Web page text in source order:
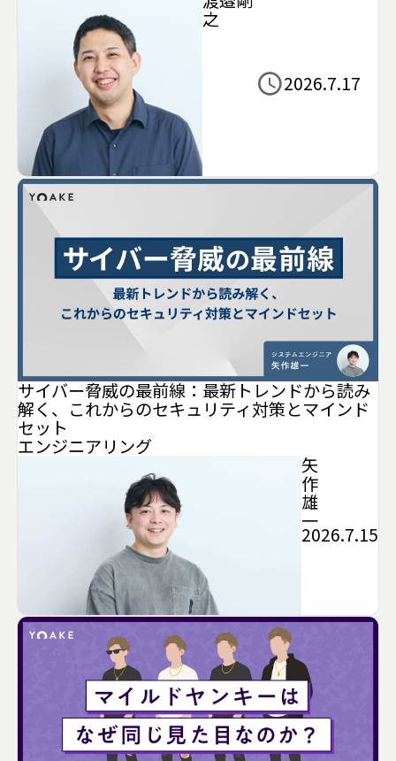
之
2026.7.17
サイバー脅威の最前線：最新トレンドから読み
解く、これからのセキュリティ対策とマインド
セット
エンジニアリング
矢
作
雄
一
2026.7.15